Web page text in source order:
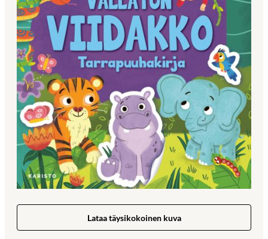
Lataa täysikokoinen kuva